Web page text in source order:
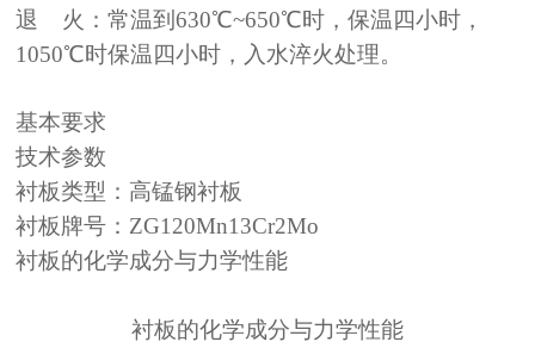
退
火：常温到630℃~650℃时，保温四小时，
1050℃时保温四小时，入水淬火处理。
基本要求
技术参数
衬板类型：高锰钢衬板
衬板牌号： ZG120Mn13Cr2Mo
衬板的化学成分与力学性能
衬板的化学成分与力学性能